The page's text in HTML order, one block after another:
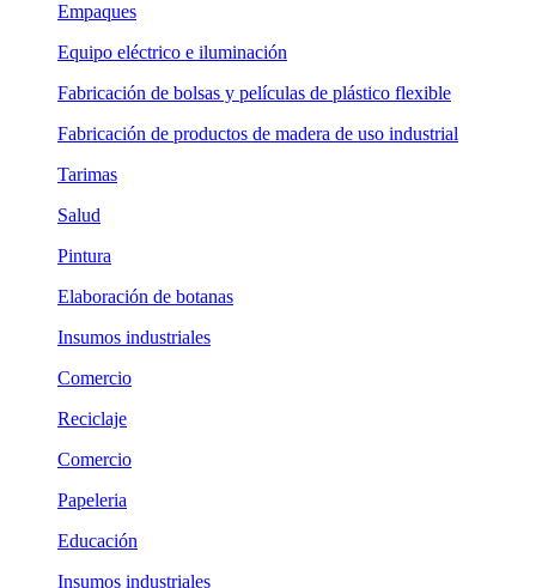
Empaques
Equipo eléctrico e iluminación
Fabricación de bolsas y películas de plástico flexible
Fabricación de productos de madera de uso industrial
Tarimas
Salud
Pintura
Elaboración de botanas
Insumos industriales
Comercio
Reciclaje
Comercio
Papeleria
Educación
Insumos industriales